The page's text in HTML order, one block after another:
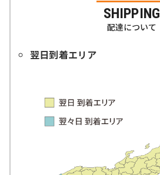
SHIPPING
配達について
翌日到着エリア